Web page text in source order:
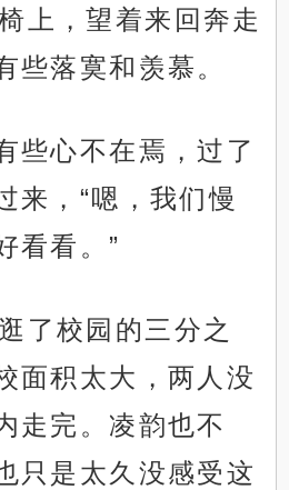
上，望着来回奔走
些落寞和羡慕。
些心不在焉，过了
来，“嗯，我们慢
看看。”
了校园的三分之
面积太大，两人没
走完。凌韵也不
只是太久没感受这